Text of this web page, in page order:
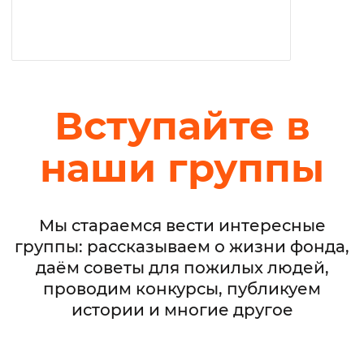
Вступайте в
наши группы
Мы стараемся вести интересные
группы: рассказываем о жизни фонда,
даём советы для пожилых людей,
проводим конкурсы, публикуем
истории и многие другое